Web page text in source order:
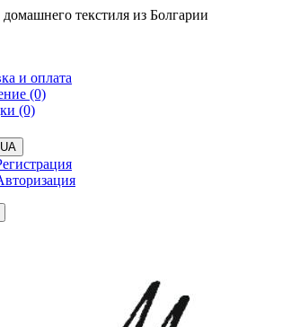
текстиля из Болгарии
и оплата
(0)
(0)
UA